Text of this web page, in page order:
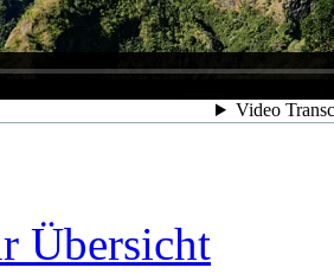
Übersicht